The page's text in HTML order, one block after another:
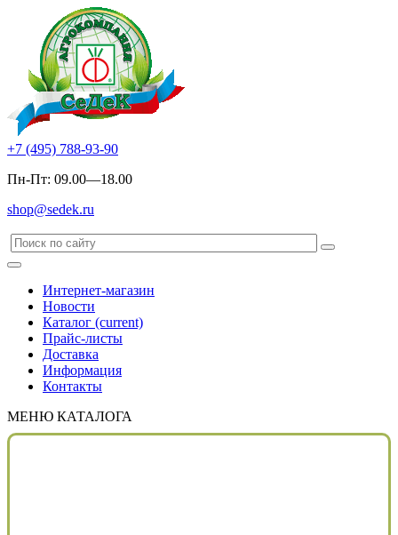
+7 (495) 788-93-90
Пн-Пт: 09.00—18.00
shop@sedek.ru
Интернет-магазин
Новости
Каталог (current)
Прайс-листы
Доставка
Информация
Контакты
МЕНЮ КАТАЛОГА